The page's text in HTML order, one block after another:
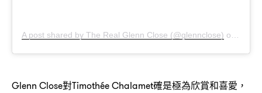
A post shared by The Real Glenn Close (@glennclose) on
Glenn Close對Timothée Chalamet確是極為欣賞和喜愛 ，